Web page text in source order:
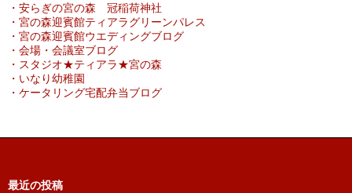
・安らぎの宮の森 冠稲荷神社
・宮の森迎賓館ティアラグリーンパレス
・宮の森迎賓館ウエディングブログ
・会場・会議室ブログ
・スタジオ★ティアラ★宮の森
・いなり幼稚園
・ケータリング宅配弁当ブログ
最近の投稿